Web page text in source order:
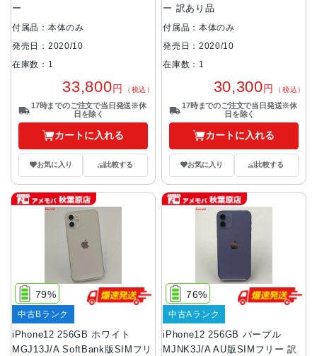
ー
付属品：本体のみ
発売日：2020/10
在庫数：1
33,800円 （税込）
17時までのご注文で当日発送※休
日を除く
カートに入れる
お気に入り 比較する
ー 訳あり品
付属品：本体のみ
発売日：2020/10
在庫数：1
30,300円 （税込）
17時までのご注文で当日発送※休
日を除く
カートに入れる
お気に入り 比較する
iPhone12 256GB ホワイト
MGJ13J/A SoftBank版SIMフリ
79%
中古Bランク
iPhone12 256GB パープル
MJNK3J/A AU版SIMフリー 訳
76%
中古Aランク